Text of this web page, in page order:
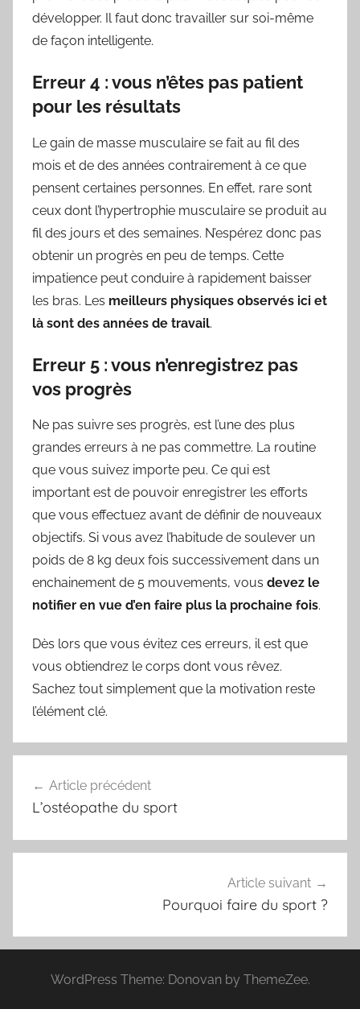
développer. Il faut donc travailler sur soi-même
de façon intelligente.
Erreur 4 : vous n’êtes pas patient
pour les résultats
Le gain de masse musculaire se fait au fil des
mois et de des années contrairement à ce que
pensent certaines personnes. En effet, rare sont
ceux dont l’hypertrophie musculaire se produit au
fil des jours et des semaines. N’espérez donc pas
obtenir un progrès en peu de temps. Cette
impatience peut conduire à rapidement baisser
les bras. Les meilleurs physiques observés ici et
là sont des années de travail.
Erreur 5 : vous n’enregistrez pas
vos progrès
Ne pas suivre ses progrès, est l’une des plus
grandes erreurs à ne pas commettre. La routine
que vous suivez importe peu. Ce qui est
important est de pouvoir enregistrer les efforts
que vous effectuez avant de définir de nouveaux
objectifs. Si vous avez l’habitude de soulever un
poids de 8 kg deux fois successivement dans un
enchainement de 5 mouvements, vous devez le
notifier en vue d’en faire plus la prochaine fois.
Dès lors que vous évitez ces erreurs, il est que
vous obtiendrez le corps dont vous rêvez.
Sachez tout simplement que la motivation reste
l’élément clé.
de
Article précédent
L’ostéopathe du sport
Article suivant
Pourquoi faire du sport ?
WordPress Theme: Donovan by ThemeZee.